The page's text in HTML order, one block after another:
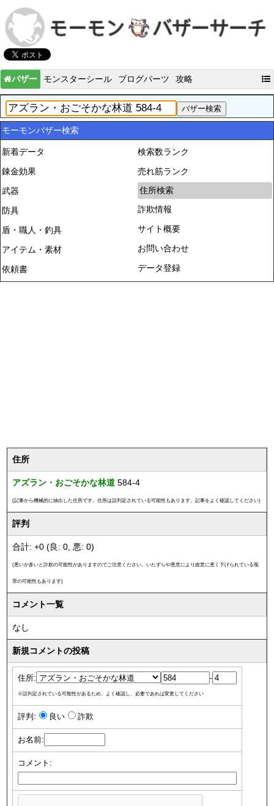
バザー モンスターシール ブログパーツ 攻略
モーモンバザー検索
新着データ
錬金効果
武器
防具
盾・職人・釣具
アイテム・素材
依頼書
検索数ランク
売れ筋ランク
住所検索
詐欺情報
サイト概要
お問い合わせ
データ登録
住所
アズラン・おごそかな林道 584-4
(記事から機械的に抽出した住所です。住所は誤判定されている可能性もあります。記事をよく確認してください)
評判
合計: +0 (良: 0, 悪: 0)
(悪いが多いと詐欺の可能性がありますのでご注意ください。いたずらや悪意により故意に悪く下げられている冤
罪の可能性もあります)
コメント一覧
なし
新規コメントの投稿
住所: -
※誤判定されている可能性があるため、よく確認し、必要であれば変更してください
評判: 良い 詐欺
お名前:
コメント: